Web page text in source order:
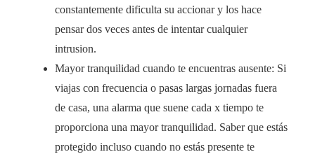
constantemente dificulta su accionar y los hace
pensar dos veces antes de intentar cualquier
intrusion.
Mayor tranquilidad cuando te encuentras ausente: Si
viajas con frecuencia o pasas largas jornadas fuera
de casa, una alarma que suene cada x tiempo te
proporciona una mayor tranquilidad. Saber que estás
protegido incluso cuando no estás presente te